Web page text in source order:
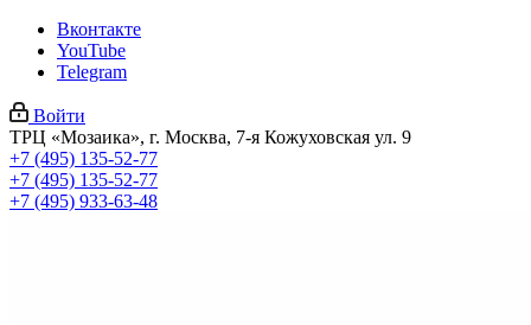
Вконтакте
YouTube
Telegram
Войти
ТРЦ «Мозаика», г. Москва, 7-я Кожуховская ул. 9
+7 (495) 135-52-77
+7 (495) 135-52-77
+7 (495) 933-63-48